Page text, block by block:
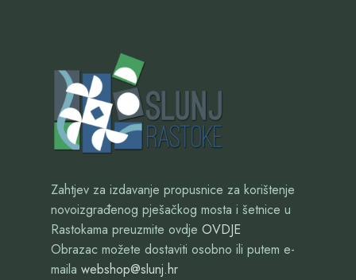
Zahtjev za izdavanje propusnice za korištenje
novoizgrađenog pješačkog mosta i šetnice u
Rastokama preuzmite ovdje OVDJE
Obrazac možete dostaviti osobno ili putem e-
maila webshop@slunj.hr